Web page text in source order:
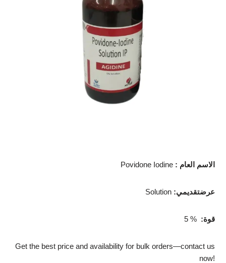
Povidone Iodine : الاسم العام
Solution :عرضتقديمي
5 % :قوة
Get the best price and availability for bulk orders—contact us
now!